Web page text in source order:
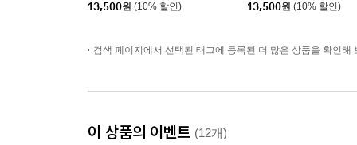
13,500원 (10% 할인)
13,500원 (10% 할인)
검색 페이지에서 선택된 태그에 등록된 더 많은 상품을 확인해
이 상품의 이벤트 (12개)